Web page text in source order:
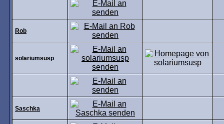
Rob
solariumsusp
Saschka